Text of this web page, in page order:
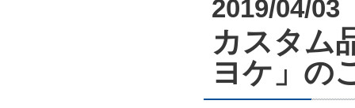
2019/04/03
カスタム
ヨケ」の